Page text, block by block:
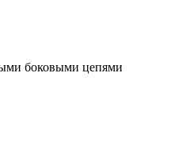
боковыми цепями